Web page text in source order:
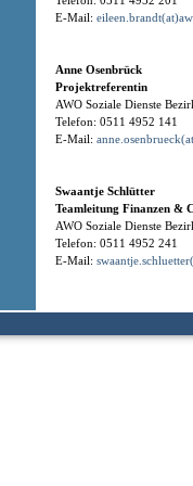
E-Mail:
Anne Osenbrück
Projektreferentin
AWO Soziale Dienste
Telefon: 0511 4952 141
E-Mail:
Swaantje Schlütter
Teamleitung Finanzen &
AWO Soziale Dienste
Telefon: 0511 4952 241
E-Mail: